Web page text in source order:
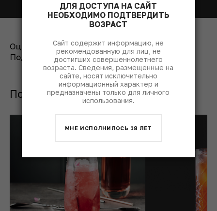
Оценить рецепт:
Поделиться:
Похожие коктейли с
ДЛЯ ДОСТУПА НА САЙТ
НЕОБХОДИМО ПОДТВЕРДИТЬ
ВОЗРАСТ
Сайт содержит информацию, не
рекомендованную для лиц, не
достигших совершеннолетнего
возраста. Сведения, размещенные на
сайте, носят исключительно
информационный характер и
предназначены только для личного
использования.
МНЕ ИСПОЛНИЛОСЬ 18 ЛЕТ